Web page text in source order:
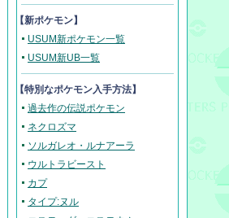
【新ポケモン】
USUM新ポケモン一覧
USUM新UB一覧
【特別なポケモン入手方法】
過去作の伝説ポケモン
ネクロズマ
ソルガレオ・ルナアーラ
ウルトラビースト
カプ
タイプ:ヌル